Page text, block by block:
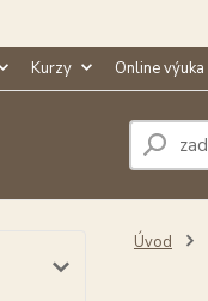
Kurzy Online výuka
Úvod